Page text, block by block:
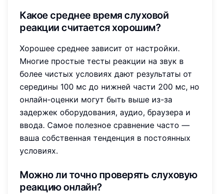
Какое среднее время слуховой
реакции считается хорошим?
Хорошее среднее зависит от настройки.
Многие простые тесты реакции на звук в
более чистых условиях дают результаты от
середины 100 мс до нижней части 200 мс, но
онлайн-оценки могут быть выше из-за
задержек оборудования, аудио, браузера и
ввода. Самое полезное сравнение часто —
ваша собственная тенденция в постоянных
условиях.
Можно ли точно проверять слуховую
реакцию онлайн?